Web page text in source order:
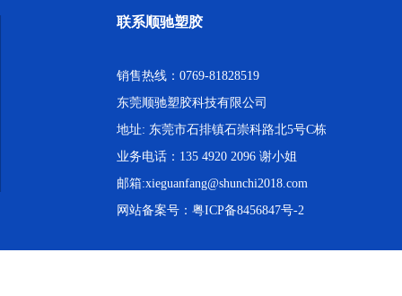
联系顺驰塑胶
销售热线：0769-81828519
东莞顺驰塑胶科技有限公司
地址: 东莞市石排镇石崇科路北5号C栋
业务电话：135 4920 2096 谢小姐
邮箱:xieguanfang@shunchi2018.com
网站备案号： 粤ICP备8456847号-2